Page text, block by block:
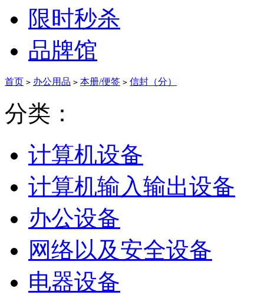
限时秒杀
品牌馆
首页 > 办公用品 > 本册/便签 > 信封（分）
分类：
计算机设备
计算机输入输出设备
办公设备
网络以及安全设备
电器设备